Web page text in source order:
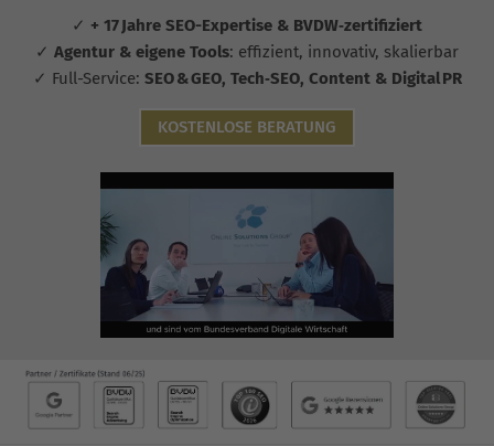
✓ + 17 Jahre SEO-Expertise & BVDW‑zertifiziert
✓ Agentur & eigene Tools: effizient, innovativ, skalierbar
✓ Full-Service: SEO & GEO, Tech‑SEO, Content & Digital PR
KOSTENLOSE BERATUNG